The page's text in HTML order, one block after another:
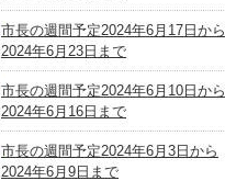
市長の週間予定2024年6月17日から
2024年6月23日まで
市長の週間予定2024年6月10日から
2024年6月16日まで
市長の週間予定2024年6月3日から
2024年6月9日まで